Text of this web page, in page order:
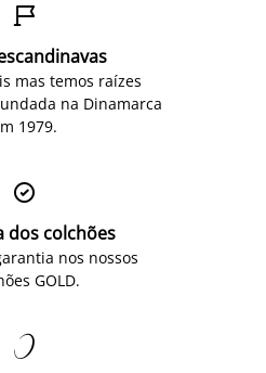

mas temos raízes
na Dinamarca
1979.

dos colchões
nos nossos
GOLD.
